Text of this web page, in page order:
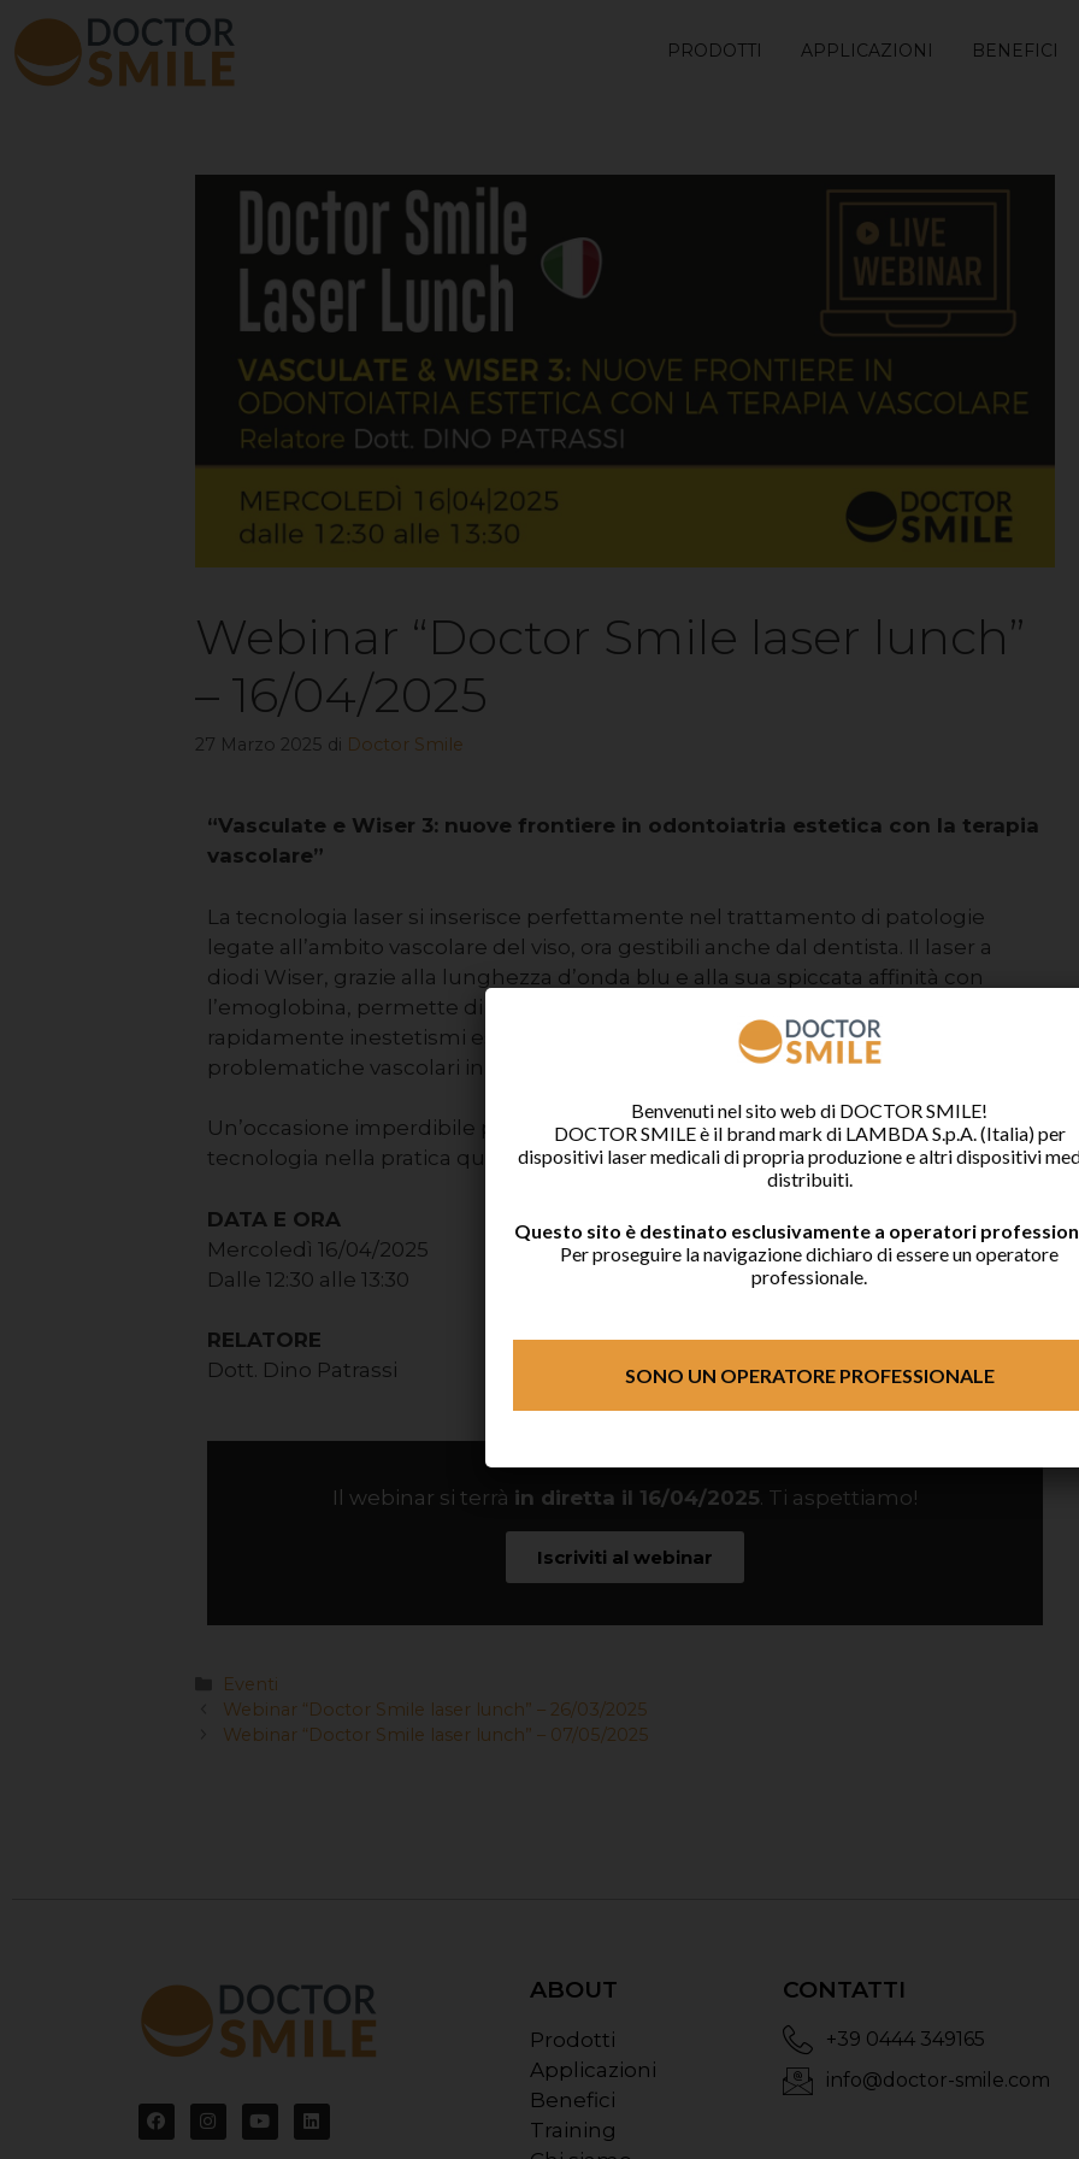
PRODOTTI APPLICAZIONI BENEFICI
Webinar “Doctor Smile laser lunch”
– 16/04/2025
27 Marzo 2025 di Doctor Smile
“Vasculate e Wiser 3: nuove frontiere in odontoiatria estetica con la terapia
vascolare”
La tecnologia laser si inserisce perfettamente nel trattamento di patologie
legate all’ambito vascolare del viso, ora gestibili anche dal dentista. Il laser a
diodi Wiser, grazie alla lunghezza d’onda blu e alla sua spiccata affinità con
l’emoglobina, permette di intervenire selettivamente sul bersaglio, risolvendo
rapidamente inestetismi estetici come i capillari, teleangectasie e
problematiche vascolari in generale.
Un’occasione imperdibile per capire come sfruttare al meglio questa
tecnologia nella pratica quotidiana.
DATA E ORA
Mercoledì 16/04/2025
Dalle 12:30 alle 13:30
RELATORE
Dott. Dino Patrassi
Il webinar si terrà in diretta il 16/04/2025. Ti aspettiamo!
Iscriviti al webinar
Eventi
Webinar “Doctor Smile laser lunch” – 26/03/2025
Webinar “Doctor Smile laser lunch” – 07/05/2025
ABOUT
Prodotti
Applicazioni
Benefici
Training
CONTATTI
+39 0444 349165
info@doctor-smile.com
Benvenuti nel sito web di DOCTOR SMILE!
DOCTOR SMILE è il brand mark di LAMBDA S.p.A. (Italia) per
dispositivi laser medicali di propria produzione e altri dispositivi
distribuiti.
Questo sito è destinato esclusivamente a operatori
Per proseguire la navigazione dichiaro di essere un operatore
professionale.
SONO UN OPERATORE PROFESSIONALE